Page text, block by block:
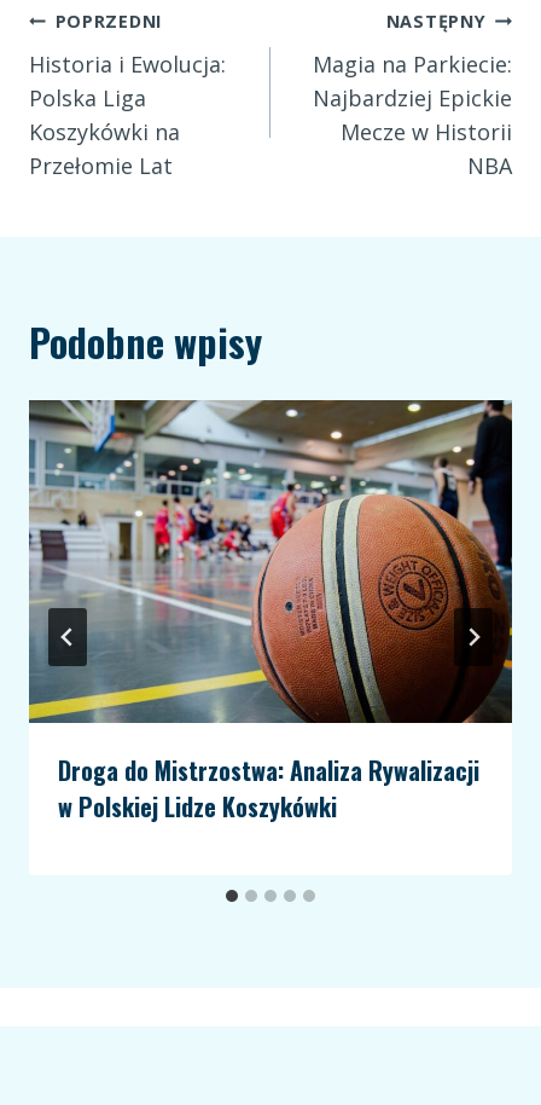
Nawigacja
wpisu
POPRZEDNI
Historia i Ewolucja:
Polska Liga
Koszykówki na
Przełomie Lat
NASTĘPNY
Magia na Parkiecie:
Najbardziej Epickie
Mecze w Historii
NBA
Podobne wpisy
Droga do Mistrzostwa: Analiza Rywalizacji
w Polskiej Lidze Koszykówki